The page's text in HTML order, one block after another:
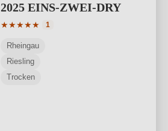
2025 EINS-ZWEI-DRY
★★★★★
Durchschnittliche Bewertung von 5
1
Rheingau
Riesling
Trocken